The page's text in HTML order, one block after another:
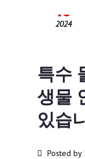
13
2024
특수
생물
있습
Posted by